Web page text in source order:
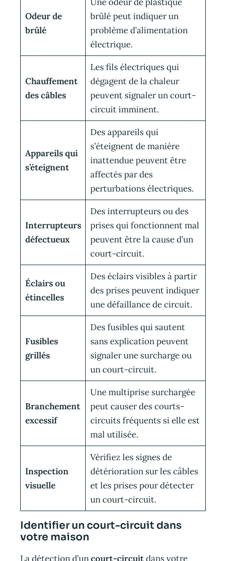
Odeur de
brûlé
brûlé peut indiquer un
problème d’alimentation
électrique.
Chauffement
des câbles
Les fils électriques qui
dégagent de la chaleur
peuvent signaler un court-
circuit imminent.
Appareils qui
s’éteignent
Des appareils qui
s’éteignent de manière
inattendue peuvent être
affectés par des
perturbations électriques.
Interrupteurs
défectueux
Des interrupteurs ou des
prises qui fonctionnent mal
peuvent être la cause d’un
court-circuit.
Éclairs ou
étincelles
Des éclairs visibles à partir
des prises peuvent indiquer
une défaillance de circuit.
Fusibles
grillés
Des fusibles qui sautent
sans explication peuvent
signaler une surcharge ou
un court-circuit.
Branchement
excessif
Une multiprise surchargée
peut causer des courts-
circuits fréquents si elle est
mal utilisée.
Inspection
visuelle
Vérifiez les signes de
détérioration sur les câbles
et les prises pour détecter
un court-circuit.
Identifier un court-circuit dans
votre maison
La détection d’uncourt-circuitdans votre